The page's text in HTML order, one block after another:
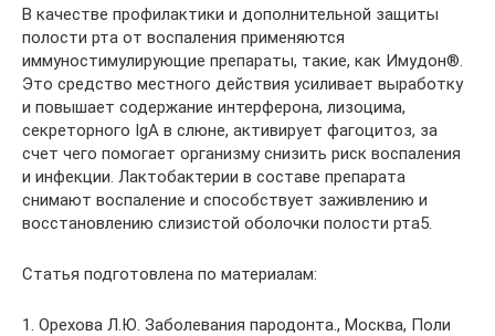
В качестве профилактики и дополнительной защиты
полости рта от воспаления применяются
иммуностимулирующие препараты, такие, как Имудон®.
Это средство местного действия усиливает выработку
и повышает содержание интерферона, лизоцима,
секреторного IgA в слюне, активирует фагоцитоз, за
счет чего помогает организму снизить риск воспаления
и инфекции. Лактобактерии в составе препарата
снимают воспаление и способствует заживлению и
восстановлению слизистой оболочки полости рта5.
Статья подготовлена по материалам:
1. Орехова Л.Ю. Заболевания пародонта., Москва, Поли